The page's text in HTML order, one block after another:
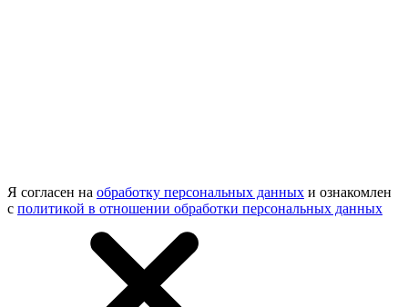
Я согласен на обработку персональных данных и ознакомлен
с политикой в отношении обработки персональных данных